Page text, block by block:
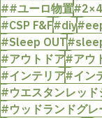
##ユーロ物置
#CSP F&F#diy
#Sleep OUT
#アウトドア#アウ
#インテリア#イン
#ウエスタンレッド
#ウッドランドグレ